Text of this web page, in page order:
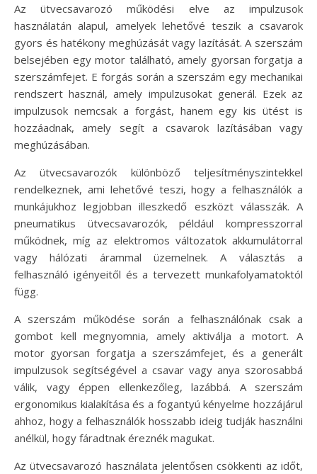
Az ütvecsavarozó működési elve az impulzusok
használatán alapul, amelyek lehetővé teszik a csavarok
gyors és hatékony meghúzását vagy lazítását. A szerszám
belsejében egy motor található, amely gyorsan forgatja a
szerszámfejet. E forgás során a szerszám egy mechanikai
rendszert használ, amely impulzusokat generál. Ezek az
impulzusok nemcsak a forgást, hanem egy kis ütést is
hozzáadnak, amely segít a csavarok lazításában vagy
meghúzásában.
Az ütvecsavarozók különböző teljesítményszintekkel
rendelkeznek, ami lehetővé teszi, hogy a felhasználók a
munkájukhoz legjobban illeszkedő eszközt válasszák. A
pneumatikus ütvecsavarozók, például kompresszorral
működnek, míg az elektromos változatok akkumulátorral
vagy hálózati árammal üzemelnek. A választás a
felhasználó igényeitől és a tervezett munkafolyamatoktól
függ.
A szerszám működése során a felhasználónak csak a
gombot kell megnyomnia, amely aktiválja a motort. A
motor gyorsan forgatja a szerszámfejet, és a generált
impulzusok segítségével a csavar vagy anya szorosabbá
válik, vagy éppen ellenkezőleg, lazábbá. A szerszám
ergonomikus kialakítása és a fogantyú kényelme hozzájárul
ahhoz, hogy a felhasználók hosszabb ideig tudják használni
anélkül, hogy fáradtnak éreznék magukat.
Az ütvecsavarozó használata jelentősen csökkenti az időt,